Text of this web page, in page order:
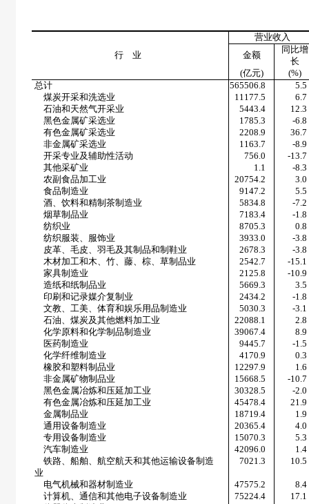
行 业
营业收入
金额
同比增
长
(亿元)
(%)
总计
565506.8
5.5
煤炭开采和洗选业
11177.5
6.7
石油和天然气开采业
5443.4
12.3
黑色金属矿采选业
1785.3
-6.8
有色金属矿采选业
2208.9
36.7
非金属矿采选业
1163.7
-8.9
开采专业及辅助性活动
756.0
-13.7
其他采矿业
1.1
-8.3
农副食品加工业
20754.2
3.0
食品制造业
9147.2
5.5
酒、饮料和精制茶制造业
5834.8
-7.2
烟草制品业
7183.4
-1.8
纺织业
8705.3
0.8
纺织服装、服饰业
3933.0
-3.8
皮革、毛皮、羽毛及其制品和制鞋业
2678.3
-3.8
木材加工和木、竹、藤、棕、草制品业
2542.7
-15.1
家具制造业
2125.8
-10.9
造纸和纸制品业
5669.3
3.5
印刷和记录媒介复制业
2434.2
-1.8
文教、工美、体育和娱乐用品制造业
5030.3
-3.1
石油、煤炭及其他燃料加工业
22088.1
2.8
化学原料和化学制品制造业
39067.4
8.9
医药制造业
9445.7
-1.5
化学纤维制造业
4170.9
0.3
橡胶和塑料制品业
12297.9
1.6
非金属矿物制品业
15668.5
-10.7
黑色金属冶炼和压延加工业
30328.5
-2.0
有色金属冶炼和压延加工业
45478.4
21.9
金属制品业
18719.4
1.9
通用设备制造业
20365.4
4.0
专用设备制造业
15070.3
5.3
汽车制造业
42096.0
1.4
铁路、船舶、航空航天和其他运输设备制造
业
7021.3 10.5
电气机械和器材制造业 47575.2
8.4
计算机、通信和其他电子设备制造业
75224.4
17.1